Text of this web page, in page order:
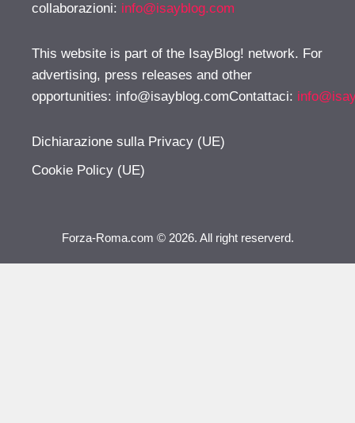
collaborazioni: info@isayblog.com
This website is part of the IsayBlog! network. For
advertising, press releases and other
opportunities: info@isayblog.comContattaci:
Dichiarazione sulla Privacy (UE)
Cookie Policy (UE)
Forza-Roma.com © 2026. All right reserverd.